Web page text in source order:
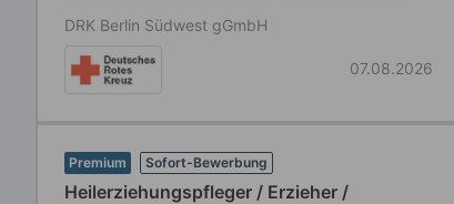
DRK Berlin Südwest gGmbH
07.08.2026
Premium Sofort-Bewerbung
Heilerziehungspfleger / Erzieher /